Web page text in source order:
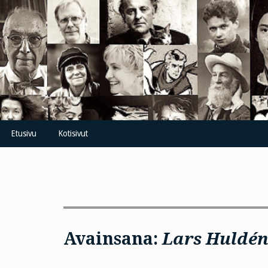
Skip
to
content
Etusivu Kotisivut
Avainsana:Lars Huldén